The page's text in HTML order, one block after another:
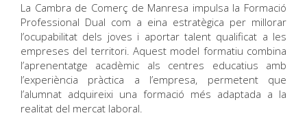
La Cambra de Comerç de Manresa impulsa la Formació
Professional Dual com a eina estratègica per millorar
l’ocupabilitat dels joves i aportar talent qualificat a les
empreses del territori. Aquest model formatiu combina
l’aprenentatge acadèmic als centres educatius amb
l’experiència pràctica a l’empresa, permetent que
l’alumnat adquireixi una formació més adaptada a la
realitat del mercat laboral.